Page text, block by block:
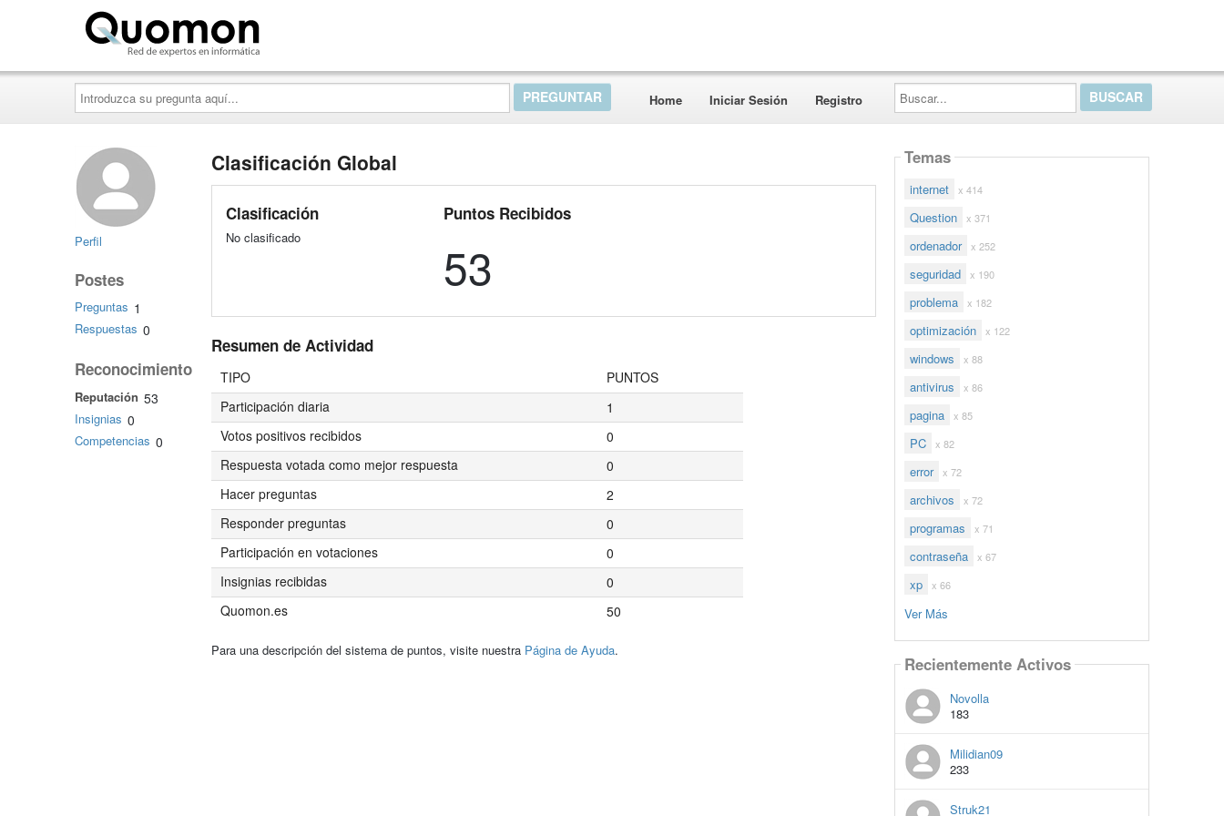
Introduzca
su
pregunta
aquí...
Home Iniciar Sesión Registro
Buscar...
Perfil
Postes
Preguntas 1
Respuestas 0
Reconocimiento
Reputación 53
Insignias 0
Competencias 0
Clasificación Global
Clasificación
No clasificado
Puntos Recibidos
53
Resumen de Actividad
TIPO
PUNTOS
Participación diaria
1
Votos positivos recibidos
0
Respuesta votada como mejor respuesta
0
Hacer preguntas
2
Responder preguntas
0
Participación en votaciones
0
Insignias recibidas
0
Quomon.es
50
Para una descripción del sistema de puntos, visite nuestra Página de Ayuda.
Temas
internet x 414
Question x 371
ordenador x 252
seguridad x 190
problema x 182
optimización x 122
windows x 88
antivirus x 86
pagina x 85
PC x 82
error x 72
archivos x 72
programas x 71
contraseña x 67
xp x 66
Ver Más
Recientemente Activos
Novolla
183
Milidian09
233
Struk21